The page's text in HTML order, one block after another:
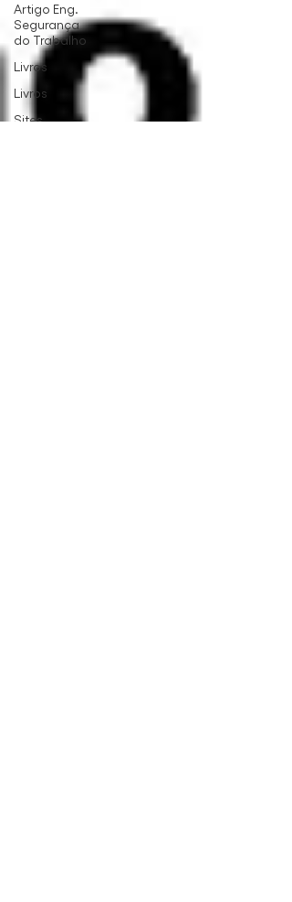
Artigo Eng.
Segurança
do Trabalho
Livros
Livros
Sites